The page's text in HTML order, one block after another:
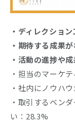
・ディレクショ
・期待する成果
・活動の進捗や
・担当のマーケ
・社内にノウハ
・取引するベン
い：28.3%